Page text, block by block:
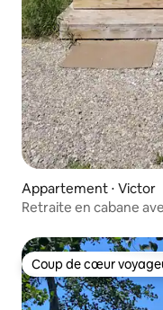
Appartement ⋅ Victor
Retraite en cabane
Coup de cœur
Coup de cœur